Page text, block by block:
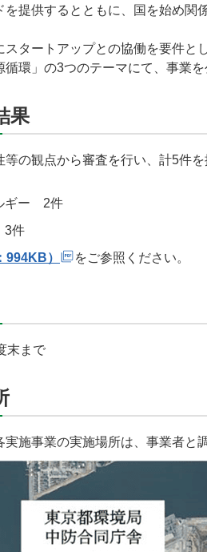
提供するとともに、国を始め関
スタートアップとの協働を要件
環」の3つのテーマにて、事業を
果
の観点から審査を行い、計5件を
ギー 2件
3件
994KB） をご参照ください。
末まで
施事業の実施場所は、事業者と